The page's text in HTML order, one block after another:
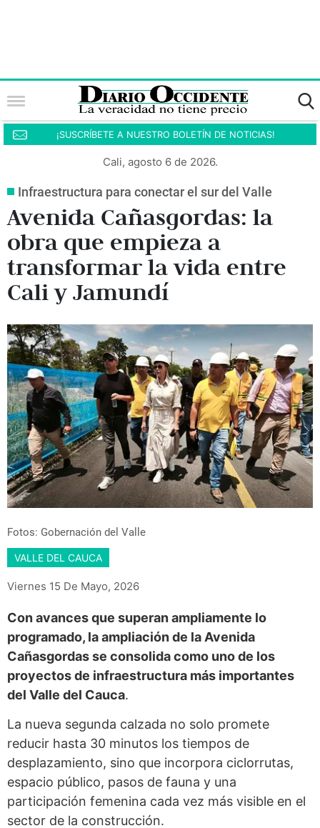
¡SUSCRÍBETE A NUESTRO BOLETÍN DE NOTICIAS!
Cali, agosto 6 de 2026.
Infraestructura para conectar el sur del Valle
Avenida Cañasgordas: la
obra que empieza a
transformar la vida entre
Cali y Jamundí
Fotos: Gobernación del Valle
VALLE DEL CAUCA
Viernes 15 De Mayo, 2026
Con avances que superan ampliamente lo
programado, la ampliación de la Avenida
Cañasgordas se consolida como uno de los
proyectos de infraestructura más importantes
del Valle del Cauca.
La nueva segunda calzada no solo promete
reducir hasta 30 minutos los tiempos de
desplazamiento, sino que incorpora ciclorrutas,
espacio público, pasos de fauna y una
participación femenina cada vez más visible en el
sector de la construcción.